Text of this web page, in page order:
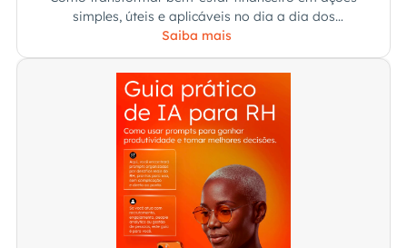
simples, úteis e aplicáveis no dia a dia dos
colaboradores.
Saiba mais